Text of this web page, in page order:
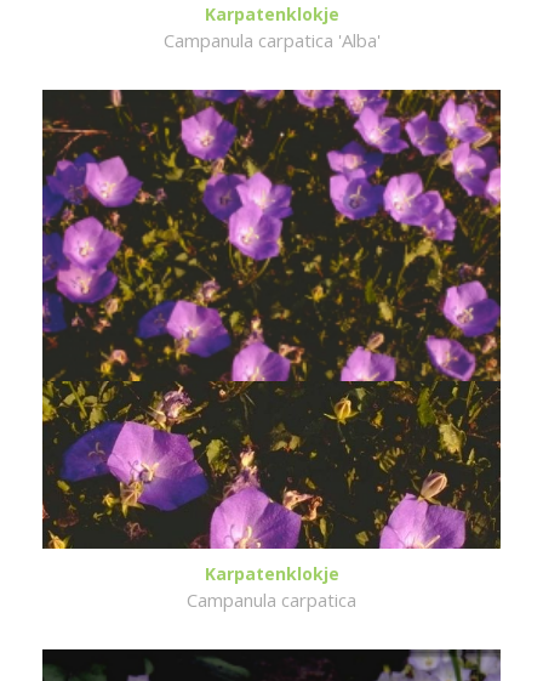
Karpatenklokje
Campanula carpatica 'Alba'
Karpatenklokje
Campanula carpatica